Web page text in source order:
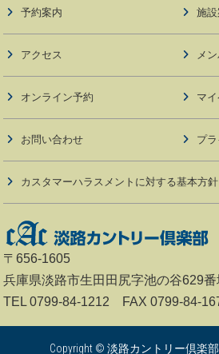
予約案内 施
アクセス メ
オンライン予約 マ
お問い合わせ プ
カスタマーハラスメントに対する基本方針
〒656-1605
兵庫県淡路市生田田尻字池の谷629番
TEL 0799-84-1212 FAX 0799-84-
Copyright © 淡路カントリー倶楽部